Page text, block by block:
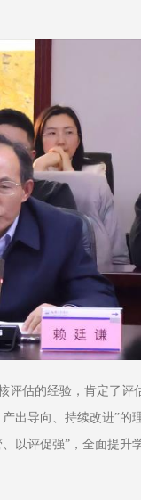
评估的经验，肯定了评
出导向、持续改进”的
以评促强”，全面提升